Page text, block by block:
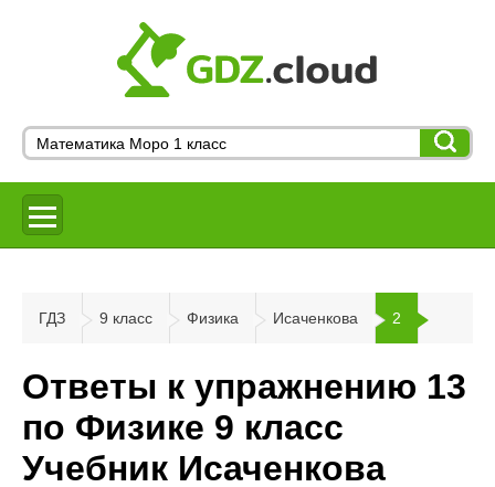
ГДЗ 9 класс Физика Исаченкова 2
Ответы к упражнению 13
по Физике 9 класс
Учебник Исаченкова